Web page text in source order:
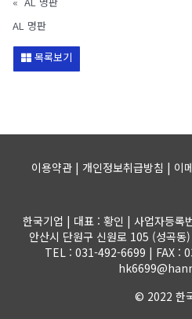
AL 명판
목록보기
이용약관 | 개인정보취급방침 | 이
한국기업 | 대표 : 황인 | 사업자등
안산시 단원구 신원로 105 (성곡
TEL : 031-492-6699 | FAX :
© 2022 한